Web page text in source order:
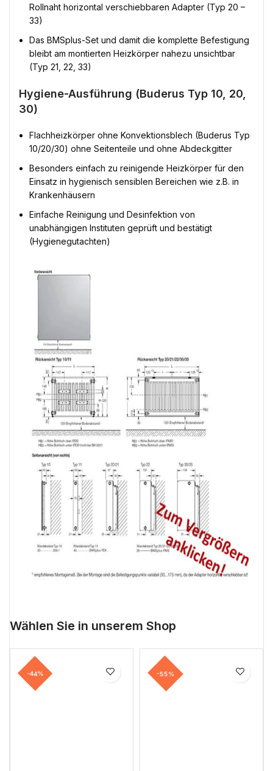
Rollnaht horizontal verschiebbaren Adapter (Typ 20 –
33)
Das BMSplus-Set und damit die komplette Befestigung
bleibt am montierten Heizkörper nahezu unsichtbar
(Typ 21, 22, 33)
Hygiene-Ausführung (Buderus Typ 10, 20,
30)
Flachheizkörper ohne Konvektionsblech (Buderus Typ
10/20/30) ohne Seitenteile und ohne Abdeckgitter
Besonders einfach zu reinigende Heizkörper für den
Einsatz in hygienisch sensiblen Bereichen wie z.B. in
Krankenhäusern
Einfache Reinigung und Desinfektion von
unabhängigen Instituten geprüft und bestätigt
(Hygienegutachten)
Wählen Sie in unserem Shop
-44% -55%